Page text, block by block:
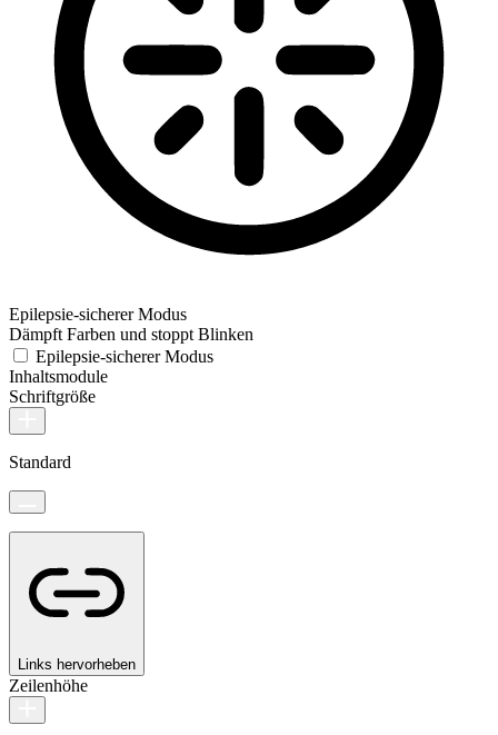
Epilepsie-sicherer Modus
Dämpft Farben und stoppt Blinken
Epilepsie-sicherer Modus
Inhaltsmodule
Schriftgröße
Standard
Links hervorheben
Zeilenhöhe